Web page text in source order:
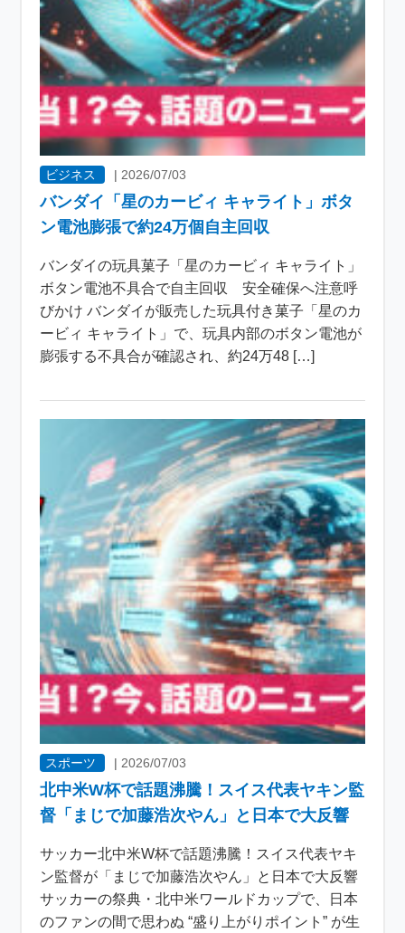
ビジネス | 2026/07/03
バンダイ「星のカービィ キャライト」ボタ
ン電池膨張で約24万個自主回収
バンダイの玩具菓子「星のカービィ キャライト」
ボタン電池不具合で自主回収 安全確保へ注意呼
びかけ バンダイが販売した玩具付き菓子「星のカ
ービィ キャライト」で、玩具内部のボタン電池が
膨張する不具合が確認され、約24万48 […]
スポーツ | 2026/07/03
北中米W杯で話題沸騰！スイス代表ヤキン監
督「まじで加藤浩次やん」と日本で大反響
サッカー北中米W杯で話題沸騰！スイス代表ヤキ
ン監督が「まじで加藤浩次やん」と日本で大反響
サッカーの祭典・北中米ワールドカップで、日本
のファンの間で思わぬ “盛り上がりポイント” が生